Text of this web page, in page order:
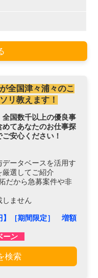
全国津々浦々のこ
リ教えます！
国数千以上の優良事
てあなたのお仕事探
安心ください！
データベースを活用す
厳選してご紹介
だから急募案件や非
しません
［期間限定］ 増額
ーン
検索